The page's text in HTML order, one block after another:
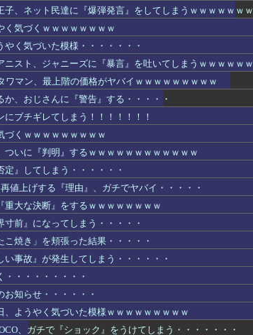
子、ネット民達に『爆弾発言』をしてしまうｗｗｗｗｗｗｗ
く気づくｗｗｗｗｗｗｗｗ
やく気づいた模様・・・・・・・
ニスト、ジャニーズに『暴言』を吐いてしまうｗｗｗｗｗ
ワマン、最上階の価格がヤバイｗｗｗｗｗｗｗｗｗ
か、おじさんに『警告』する・・・・・
にブチギレてしまう！！！！！！！
づくｗｗｗｗｗｗｗｗｗ
ついに『判明』するｗｗｗｗｗｗｗｗｗｗｗｗ
定』してしまう・・・・・・
値上げする『理由』、ガチでヤバイ・・・・・
重大な決断』をするｗｗｗｗｗｗｗｗ
寸前』になってしまう・・・・・
こ焼き」を頬張った結果・・・・・
い事故』が発生してしまう・・・・・・
・・・・・・・・・
お知らせ・・・・・・
、ようやく気づいた模様ｗｗｗｗｗｗｗｗｗ
、ガチで『ショック』をうけてしまう・・・・・・・